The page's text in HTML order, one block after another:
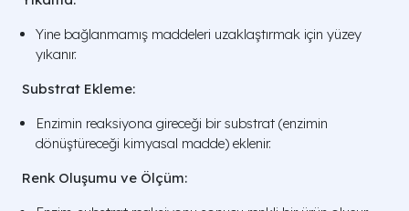
Yine bağlanmamış maddeleri uzaklaştırmak için yüzey
yıkanır.
Substrat Ekleme:
Enzimin reaksiyona gireceği bir substrat (enzimin
dönüştüreceği kimyasal madde) eklenir.
Renk Oluşumu ve Ölçüm: